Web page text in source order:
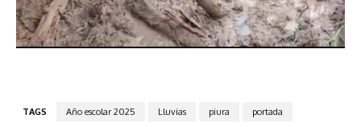
TAGS Año escolar 2025 Lluvias piura portada